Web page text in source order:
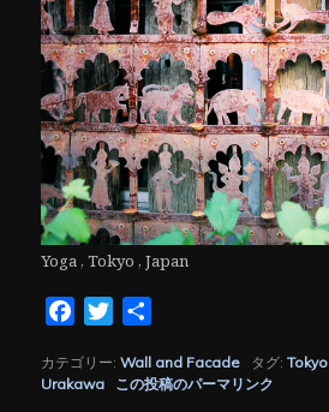
Yoga , Tokyo , Japan
FacebookTwitter
カテゴリー:Wall and Facade タグ:Tokyo
Urakawa
この投稿のパーマリンク